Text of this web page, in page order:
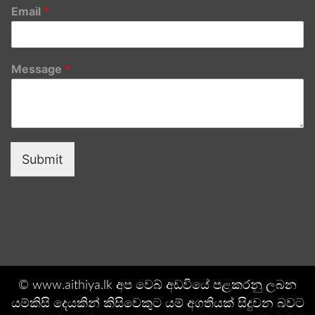
Email *
Message *
Submit
© www.aithiya.lk අප වෙබ් අඩවියේ පළකරනු ලබන
යම්කිසි දෙයකින් කිසිවෙකුට යම් අගතියක් සිදුවන බවට